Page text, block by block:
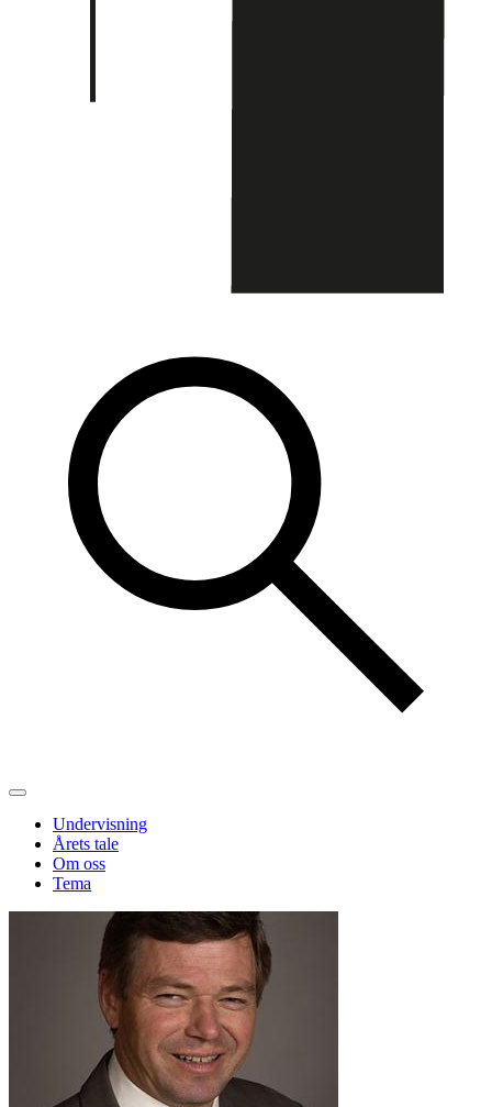
Undervisning
Årets tale
Om oss
Tema